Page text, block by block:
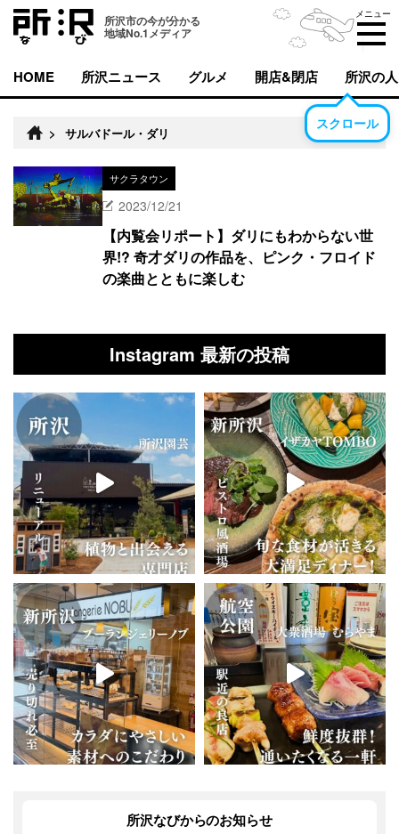
所沢市の今が分かる
地域No.1メディア
メニュー
HOME 所沢ニュース グルメ 開店&閉店 所沢の人
スクロール
> サルバドール・ダリ
サクラタウン
2023/12/21
【内覧会リポート】ダリにもわからない世
界!? 奇才ダリの作品を、ピンク・フロイド
の楽曲とともに楽しむ
Instagram 最新の投稿
所沢なびからのお知らせ